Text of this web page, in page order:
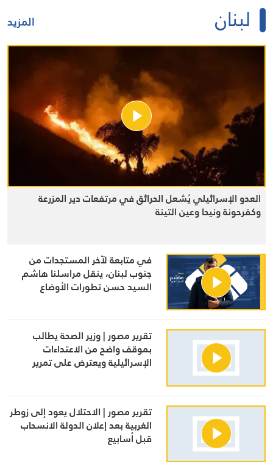
لبنان المزيد
العدو الإسرائيلي يُشعل الحرائق في مرتفعات دير المزرعة
وكفرحونة ونيحا وعين التينة
في متابعة لآخر المستجدات من
جنوب لبنان، ينقل مراسلنا هاشم
السيد حسن تطورات الأوضاع
تقرير مصور | وزير الصحة يطالب
بموقف واضح من الاعتداءات
الإسرائيلية ويعترض على تمرير
تقرير مصور | الاحتلال يعود إلى زوطر
الغربية بعد إعلان الدولة الانسحاب
قبل أسابيع